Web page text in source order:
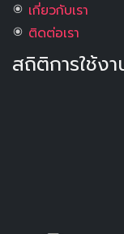
เกี่ยวกับเรา
ติดต่อเรา
สถิติการใช้งา